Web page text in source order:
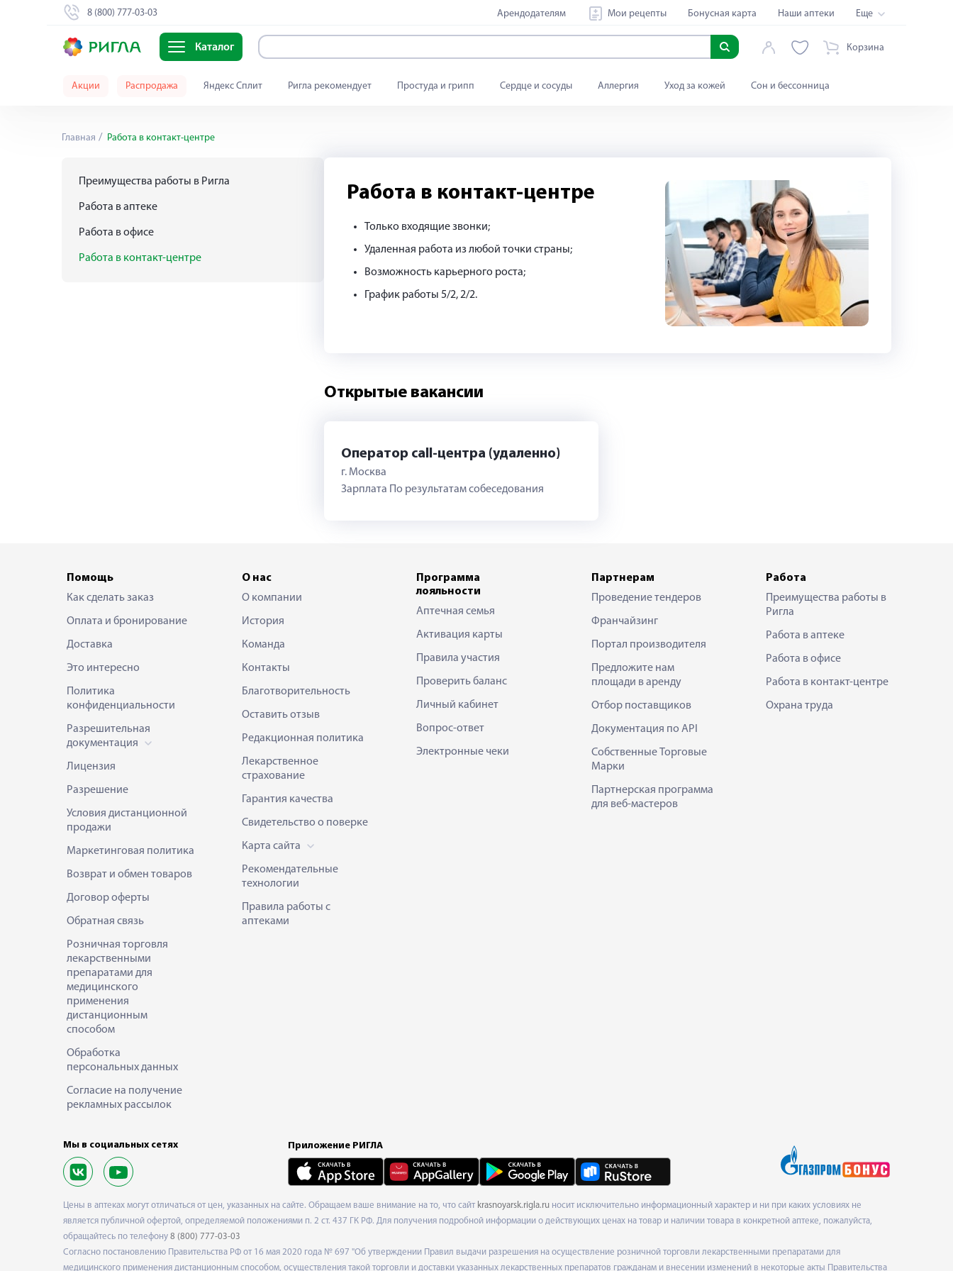
8 (800) 777-03-03 Арендодателям Мои рецепты Бонусная карта Наши аптеки Еще
Каталог Корзина
Акции Распродажа Яндекс Сплит Ригла рекомендует Простуда и грипп Сердце и сосуды Аллергия Уход за кожей Сон и бессонница
Главная Работа в контакт-центре
Преимущества работы в Ригла
Работа в аптеке
Работа в офисе
Работа в контакт-центре
Работа в контакт-центре
Только входящие звонки;
Удаленная работа из любой точки страны;
Возможность карьерного роста;
График работы 5/2, 2/2.
Открытые вакансии
Оператор call-центра (удаленно)
г. Москва
Зарплата По результатам собеседования
Помощь
Как сделать заказ
Оплата и бронирование
Доставка
Это интересно
Политика
конфиденциальности
Разрешительная
документация
Лицензия
Разрешение
Условия дистанционной
продажи
Маркетинговая политика
Возврат и обмен товаров
Договор оферты
Обратная связь
Розничная торговля
лекарственными
препаратами для
медицинского
применения
дистанционным
способом
Обработка
персональных данных
Согласие на получение
рекламных рассылок
О нас
О компании
История
Команда
Контакты
Благотворительность
Оставить отзыв
Редакционная политика
Лекарственное
страхование
Гарантия качества
Свидетельство о поверке
Карта сайта
Рекомендательные
технологии
Правила работы с
аптеками
Программа
лояльности
Аптечная семья
Активация карты
Правила участия
Проверить баланс
Личный кабинет
Вопрос-ответ
Электронные чеки
Партнерам
Проведение тендеров
Франчайзинг
Портал производителя
Предложите нам
площади в аренду
Отбор поставщиков
Документация по API
Собственные Торговые
Марки
Партнерская программа
для веб-мастеров
Работа
Преимущества работы в
Ригла
Работа в аптеке
Работа в офисе
Работа в контакт-центре
Охрана труда
Мы в социальных сетях Приложение РИГЛА
Цены в аптеках могут отличаться от цен, указанных на сайте. Обращаем ваше внимание на то, что сайт krasnoyarsk.rigla.ru носит исключительно информационный характер и ни при каких условиях не
является публичной офертой, определяемой положениями п. 2 ст. 437 ГК РФ. Для получения подробной информации о действующих ценах на товар и наличии товара в конкретной аптеке, пожалуйста,
обращайтесь по телефону 8 (800) 777-03-03
Согласно постановлению Правительства РФ от 16 мая 2020 года № 697 "Об утверждении Правил выдачи разрешения на осуществление розничной торговли лекарственными препаратами для
медицинского применения дистанционным способом, осуществления такой торговли и доставки указанных лекарственных препаратов гражданам и внесении изменений в некоторые акты Правительства